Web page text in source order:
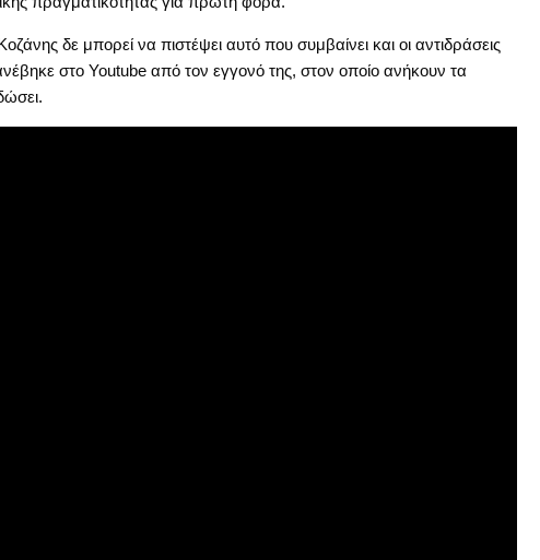
δε μπορεί να πιστέψει αυτό που συμβαίνει και οι αντιδράσεις
ανέβηκε στο Youtube από τον εγγονό της, στον οποίο ανήκουν τα